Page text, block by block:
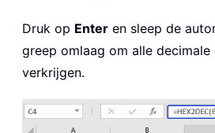
Druk op Enter en sleep de
greep omlaag om alle decimale
verkrijgen.